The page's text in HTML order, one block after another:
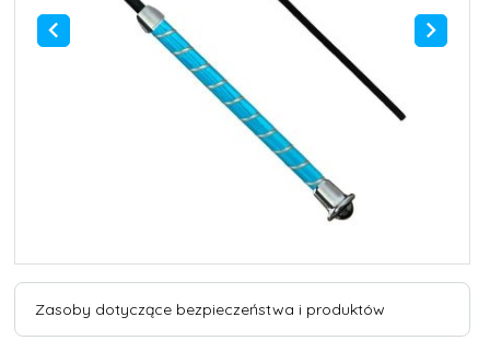
Zasoby dotyczące bezpieczeństwa i produktów